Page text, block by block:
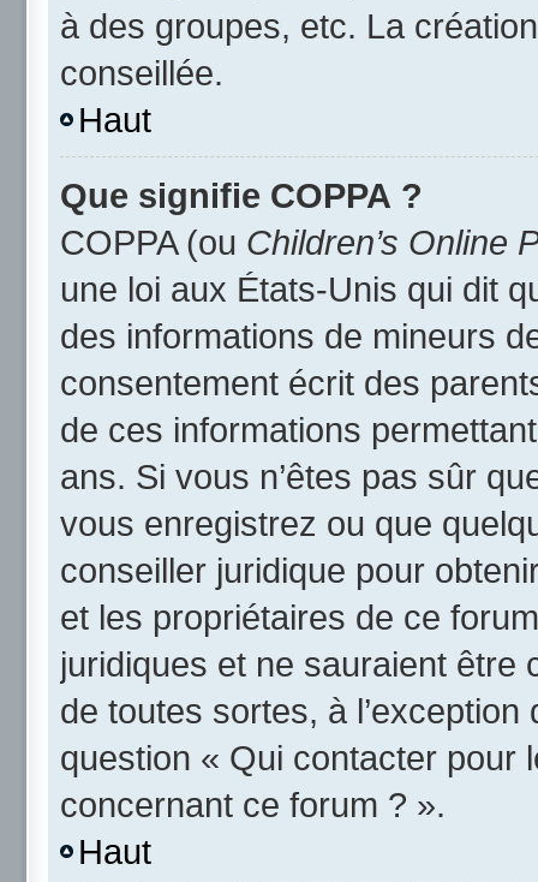
à des groupes, etc. La
conseillée.
Haut
Que signifie COPPA ?
COPPA (ou Children’s Online
une loi aux États-Unis qui dit
des informations de mineurs
consentement écrit des
de ces informations
ans. Si vous n’êtes pas sûr
vous enregistrez ou que
conseiller juridique pour
et les propriétaires de ce
juridiques et ne sauraient être
de toutes sortes, à
question « Qui contacter pour
concernant ce forum ? ».
Haut